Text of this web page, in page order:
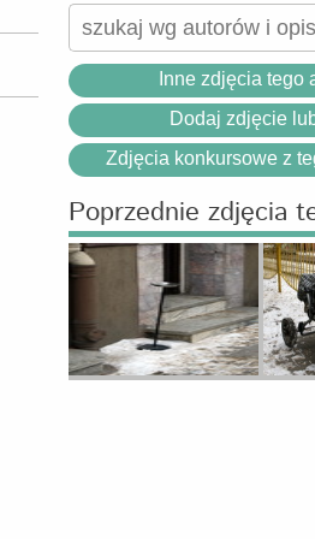
Inne zdjęcia tego
Dodaj zdjęcie
Zdjęcia konkursowe z
Poprzednie zdjęcia